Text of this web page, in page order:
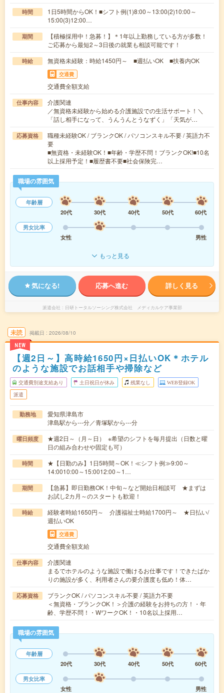
時間
1日5時間からOK！■シフト例(1)8:00～13:00(2)10:00～
15:00(3)12:00…
期間
【積極採用中！急募！】＊1年以上勤務している方が多数！
ご応募から最短2～3日後の就業も相談可能です！
時給 無資格未経験：時給1450円～ ■週払いOK ■扶養内OK
交通費
交通費全額支給
仕事内容
介護関連
／無資格未経験から始める介護施設での生活サポート！＼
「話し相手になって、うんうんとうなずく」「天気が…
応募資格
職種未経験OK / ブランクOK / パソコンスキル不要 / 英語力不
要
■無資格・未経験OK！■年齢・学歴不問！ブランクOK!■10名
以上採用予定！■履歴書不要■社会保険完…
職場の雰囲気
年齢層
20代
30代 40代 50代
60代
男女比率
女性
男性
もっと見る
気になる! 応募へ進む 詳しく見る
派遣会社 日研トータルソーシング株式会社 メディカルケア事業部
未読
NEW
掲載日 2026/08/10
【週2日～】高時給1650円×日払いOK＊ホテル
のような施設でお話相手や掃除など
交通費別途支給あり 土日祝日が休み 残業なし WEB登録OK
派遣
勤務地
愛知県津島市
津島駅から---分／青塚駅から---分
曜日頻度
★週2日～（月～日） ※希望のシフトを毎月提出（日数と曜
日の組み合わせや固定も可）
時間
★【日勤のみ】1日5時間～OK！≪シフト例≫9:00～
14:0010:00～15:0012:00～1…
期間
【急募】即日勤務OK！中旬～など開始日相談可 ★まずは
お試し2カ月～のスタートも歓迎！
時給
経験者時給1650円～ 介護福祉士時給1700円～ ★日払い/
週払いOK
交通費
交通費全額支給
仕事内容
介護関連
まるでホテルのような施設で働けるお仕事です！できたばか
りの施設が多く、利用者さんの要介護度も低め！体…
応募資格
ブランクOK / パソコンスキル不要 / 英語力不要
＜無資格・ブランクOK！＞介護の経験をお持ちの方！・年
齢、学歴不問！・WワークOK！・10名以上採用…
職場の雰囲気
年齢層
20代
30代 40代 50代
60代
男女比率
女性
男性